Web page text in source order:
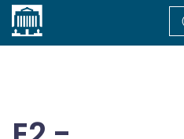
Accueil